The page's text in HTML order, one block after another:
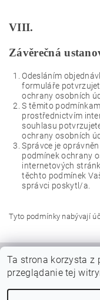
VIII.
Závěrečná
Odesláním
formuláře
ochrany osobních
S těmito
prostřednictvím
souhlasu
ochrany osobních
Správce je
podmínek ochrany
internetových
těchto podmínek
správci poskytl/a.
Tyto podmínky nabývají
VŠEOBECNÉ
Ta strona korzysta z
przeglądanie tej